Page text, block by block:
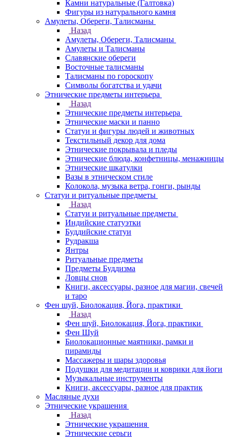
Камни натуральные (Галтовка)
Фигуры из натурального камня
Амулеты, Обереги, Талисманы
Назад
Амулеты, Обереги, Талисманы
Амулеты и Талисманы
Славянские обереги
Восточные талисманы
Талисманы по гороскопу
Символы богатства и удачи
Этнические предметы интерьера
Назад
Этнические предметы интерьера
Этнические маски и панно
Статуи и фигуры людей и животных
Текстильный декор для дома
Этнические покрывала и пледы
Этнические блюда, конфетницы, менажницы
Этнические шкатулки
Вазы в этническом стиле
Колокола, музыка ветра, гонги, рынды
Статуи и ритуальные предметы
Назад
Статуи и ритуальные предметы
Индийские статуэтки
Буддийские статуи
Рудракша
Янтры
Ритуальные предметы
Предметы Буддизма
Ловцы снов
Книги, аксессуары, разное для магии, свечей
и таро
Фен шуй, Биолокация, Йога, практики
Назад
Фен шуй, Биолокация, Йога, практики
Фен Шуй
Биолокационные маятники, рамки и
пирамиды
Массажеры и шары здоровья
Подушки для медитации и коврики для йоги
Музыкальные инструменты
Книги, аксессуары, разное для практик
Масляные духи
Этнические украшения
Назад
Этнические украшения
Этнические серьги